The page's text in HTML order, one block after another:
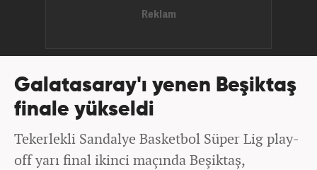
Galatasaray'ı yenen Beşiktaş
finale yükseldi
Tekerlekli Sandalye Basketbol Süper Lig play-
off yarı final ikinci maçında Beşiktaş,